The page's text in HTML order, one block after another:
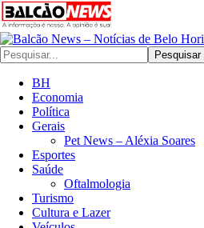
Pesquisar
BH
Economia
Política
Gerais
Pet News – Aléxia Soares
Esportes
Saúde
Oftalmologia
Turismo
Cultura e Lazer